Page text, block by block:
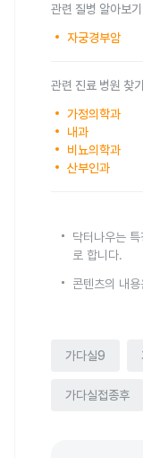
관련 질병 알아보기
자궁경부암
관련 진료 병원 찾
가정의학과
내과
비뇨의학과
산부인과
닥터나우는
로 합니다.
콘텐츠의 내
가다실9
가다실접종후